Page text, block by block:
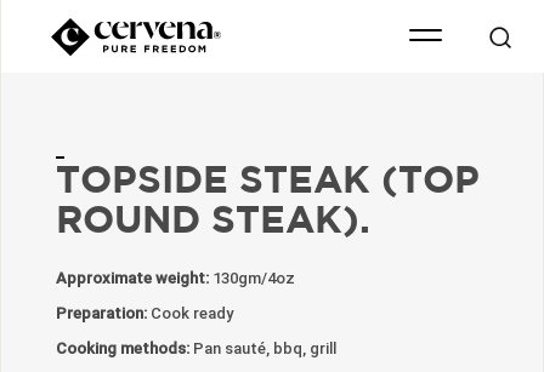
TOPSIDE STEAK (TOP
ROUND STEAK).
Approximate weight:130gm/4oz
Preparation:Cook ready
Cooking methods:Pan sauté, bbq, grill